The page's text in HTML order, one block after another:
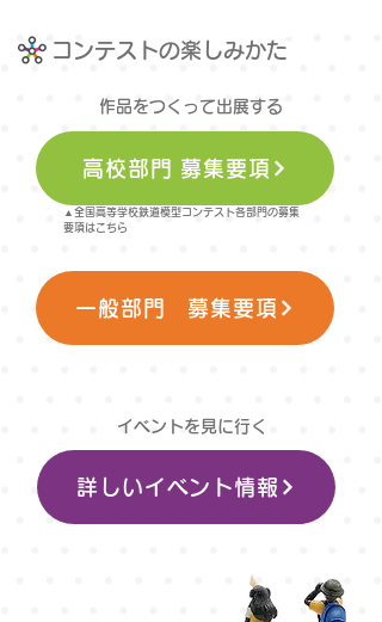
​コンテストの楽しみかた
作品をつくって出展する
高校部門 募集要項
▲全国高等学校鉄道模型コンテスト各部門の募集
要項はこちら
一般部門 募集要項
​イベントを見に行く
詳しいイベント情報